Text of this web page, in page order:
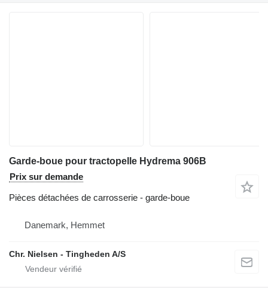
Garde-boue pour tractopelle Hydrema 906B
Prix sur demande
Pièces détachées de carrosserie - garde-boue
Danemark, Hemmet
Chr. Nielsen - Tingheden A/S